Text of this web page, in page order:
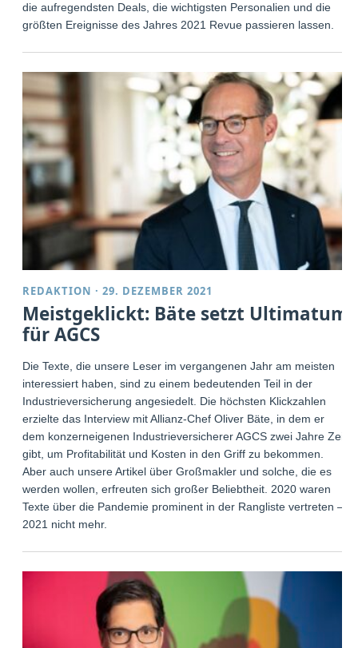
die aufregendsten Deals, die wichtigsten Personalien und die
größten Ereignisse des Jahres 2021 Revue passieren lassen.
REDAKTION ·29. DEZEMBER 2021
Meistgeklickt: Bäte setzt Ultimatum
für AGCS
Die Texte, die unsere Leser im vergangenen Jahr am meisten
interessiert haben, sind zu einem bedeutenden Teil in der
Industrieversicherung angesiedelt. Die höchsten Klickzahlen
erzielte das Interview mit Allianz-Chef Oliver Bäte, in dem er
dem konzerneigenen Industrieversicherer AGCS zwei Jahre Zeit
gibt, um Profitabilität und Kosten in den Griff zu bekommen.
Aber auch unsere Artikel über Großmakler und solche, die es
werden wollen, erfreuten sich großer Beliebtheit. 2020 waren
Texte über die Pandemie prominent in der Rangliste vertreten –
2021 nicht mehr.